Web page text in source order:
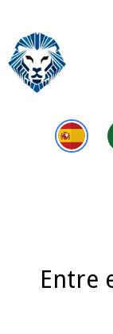
Entre